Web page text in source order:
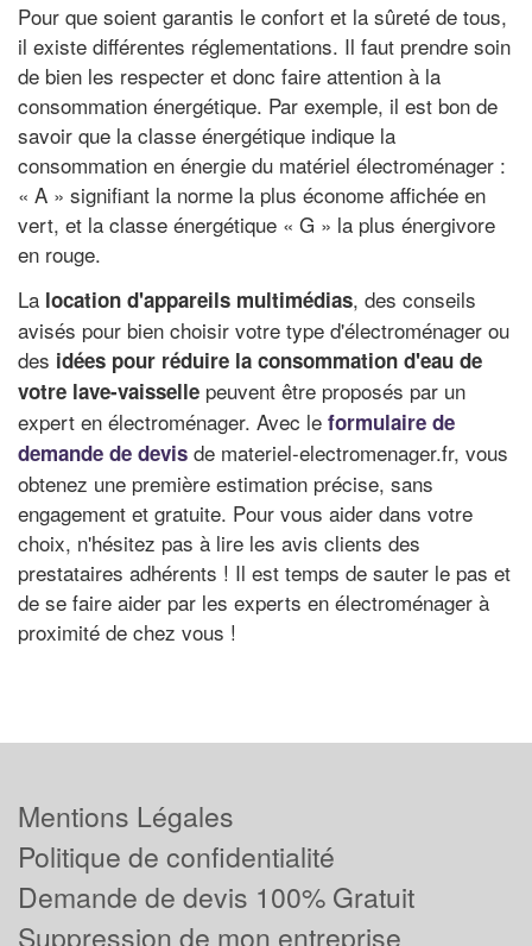
Pour que soient garantis le confort et la sûreté de tous,
il existe différentes réglementations. Il faut prendre soin
de bien les respecter et donc faire attention à la
consommation énergétique. Par exemple, il est bon de
savoir que la classe énergétique indique la
consommation en énergie du matériel électroménager :
« A » signifiant la norme la plus économe affichée en
vert, et la classe énergétique « G » la plus énergivore
en rouge.
La location d'appareils multimédias, des conseils
avisés pour bien choisir votre type d'électroménager ou
des idées pour réduire la consommation d'eau de
votre lave-vaisselle peuvent être proposés par un
expert en électroménager. Avec le formulaire de
demande de devis de materiel-electromenager.fr, vous
obtenez une première estimation précise, sans
engagement et gratuite. Pour vous aider dans votre
choix, n'hésitez pas à lire les avis clients des
prestataires adhérents ! Il est temps de sauter le pas et
de se faire aider par les experts en électroménager à
proximité de chez vous !
Mentions Légales
Politique de confidentialité
Demande de devis 100% Gratuit
Suppression de mon entreprise